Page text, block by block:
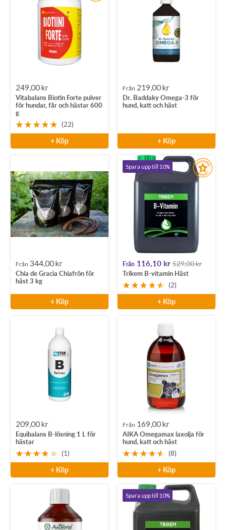
Rea-
pris
249,00 kr
Vitabalans Biotin Forte pulver
för hundar, får och hästar 600
g
(22)
+ Köp
Rea-
pris
Från 219,00 kr
Dr. Baddaky Omega-3 för
hund, katt och häst
+ Köp
Rea-
pris
Från 344,00 kr
Chia de Gracia Chiafrön för
häst 3 kg
+ Köp
Spara upp till 10%
Rea-
pris
Från 116,10 kr529,00 kr
Trikem B-vitamin Häst
(2)
+ Köp
Rea-
pris
209,00 kr
Equibalans B-lösning 1 L för
hästar
(1)
+ Köp
Rea-
pris
Från 169,00 kr
AIKA Omegamax laxolja för
hund, katt och häst
(8)
+ Köp
Spara upp till 10%